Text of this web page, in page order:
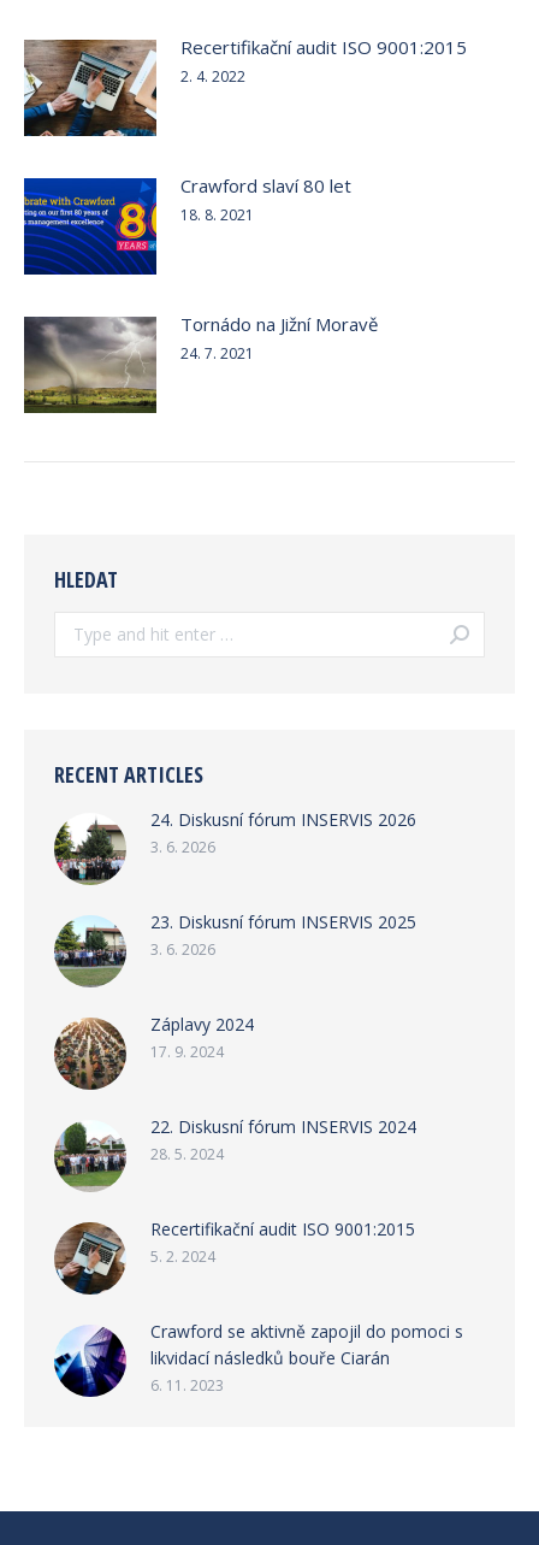
Recertifikační audit ISO 9001:2015
2. 4. 2022
Crawford slaví 80 let
18. 8. 2021
Tornádo na Jižní Moravě
24. 7. 2021
HLEDAT
Search:
RECENT ARTICLES
24. Diskusní fórum INSERVIS 2026
3. 6. 2026
23. Diskusní fórum INSERVIS 2025
3. 6. 2026
Záplavy 2024
17. 9. 2024
22. Diskusní fórum INSERVIS 2024
28. 5. 2024
Recertifikační audit ISO 9001:2015
5. 2. 2024
Crawford se aktivně zapojil do pomoci s
likvidací následků bouře Ciarán
6. 11. 2023